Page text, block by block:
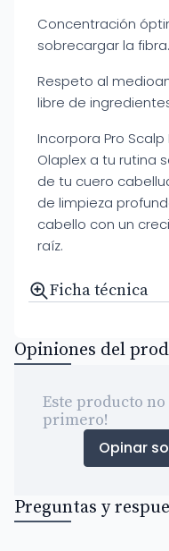
Concentración
sobrecargar la fibra.
Respeto al
libre de
Incorpora Pro
Olaplex a tu rutina
de tu cuero
de limpieza
cabello con un
raíz.
Ficha técnica
Opiniones del
Este producto
primero!
Opinar
Preguntas y